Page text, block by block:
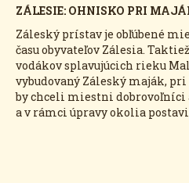
ZÁLESIE: OHNISKO PRI
Záleský prístav je obľúbené
času obyvateľov Zálesia.
vodákov splavujúcich rieku
vybudovaný Záleský maják,
by chceli miestni dobrovoľníci
a v rámci úpravy okolia